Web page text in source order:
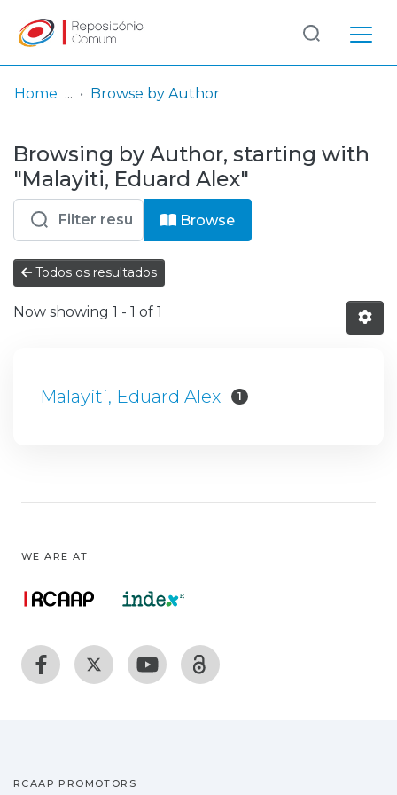
& Collections
Browse repository
Entities
Log
In
(current)
Home Browse by Author
Browsing by Author, starting with
"Malayiti, Eduard Alex"
Browse
Todos os resultados
Now showing 1 - 1 of 1
Malayiti, Eduard Alex 1
WE ARE AT:
RCAAP PROMOTORS